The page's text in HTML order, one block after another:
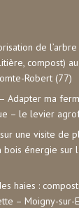
de
compost) au
Robert (77)
Adapter ma
– le levier
une visite de
bois énergie sur
haies :
– Moigny-sur-